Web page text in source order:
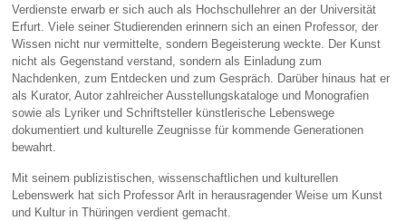
Verdienste erwarb er sich auch als Hochschullehrer an der Universität
Erfurt. Viele seiner Studierenden erinnern sich an einen Professor, der
Wissen nicht nur vermittelte, sondern Begeisterung weckte. Der Kunst
nicht als Gegenstand verstand, sondern als Einladung zum
Nachdenken, zum Entdecken und zum Gespräch. Darüber hinaus hat er
als Kurator, Autor zahlreicher Ausstellungskataloge und Monografien
sowie als Lyriker und Schriftsteller künstlerische Lebenswege
dokumentiert und kulturelle Zeugnisse für kommende Generationen
bewahrt.
Mit seinem publizistischen, wissenschaftlichen und kulturellen
Lebenswerk hat sich Professor Arlt in herausragender Weise um Kunst
und Kultur in Thüringen verdient gemacht.